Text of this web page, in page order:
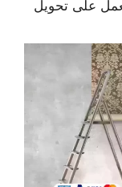
على تحويل